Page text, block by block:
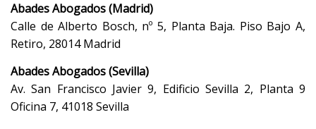
Abades Abogados (Madrid)
Calle de Alberto Bosch, nº 5, Planta Baja. Piso Bajo A,
Retiro, 28014 Madrid
Abades Abogados (Sevilla)
Av. San Francisco Javier 9, Edificio Sevilla 2, Planta 9
Oficina 7, 41018 Sevilla